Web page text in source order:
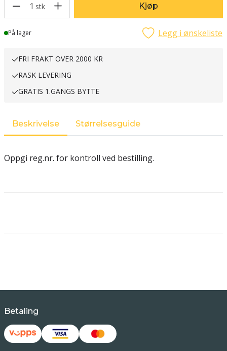
1 stk Kjøp
Lager
På lager Legg i ønskeliste
FRI FRAKT OVER 2000 KR
RASK LEVERING
GRATIS 1.GANGS BYTTE
Beskrivelse Størrelsesguide
Oppgi reg.nr. for kontroll ved bestilling.
Betaling